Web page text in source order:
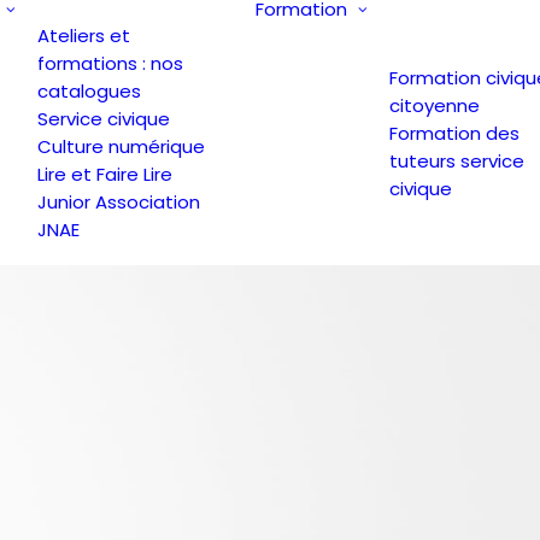
Ateliers et
formations : nos
catalogues
Service civique
Culture numérique
Lire et Faire Lire
Junior Association
JNAE
Formation
Formation
citoyenne
Formation des
tuteurs service
civique